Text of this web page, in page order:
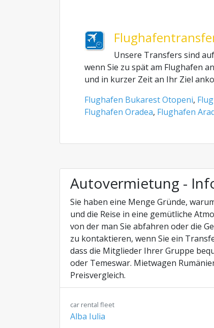
Unsere Transfers sind
wenn Sie zu spät am Flughafen
und in kurzer Zeit an Ihr Ziel
Flughafen Bukarest Otopeni,
Flughafen Oradea, Flughafen
Autovermietung -
Sie haben eine Menge Gründe,
und die Reise in eine gemütliche
von der man Sie abfahren oder die
zu kontaktieren, wenn Sie ein
dass die Mitglieder Ihrer Gruppe
oder Temeswar. Mietwagen
Preisvergleich.
car rental fleet
Alba Iulia